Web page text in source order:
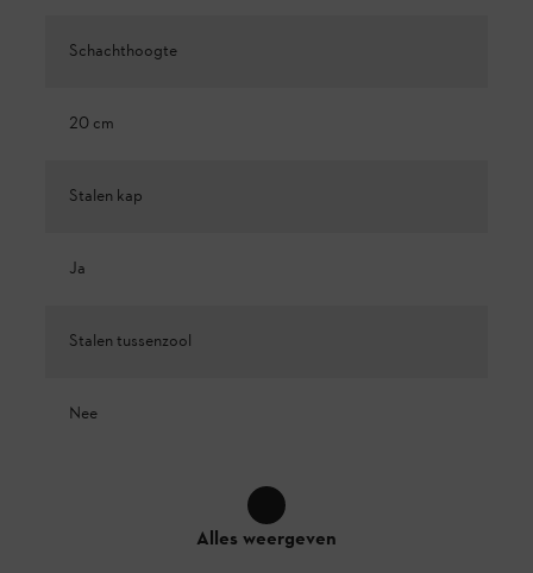
Schachthoogte
20 cm
Stalen kap
Ja
Stalen tussenzool
Nee
Alles weergeven